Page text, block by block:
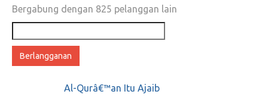
Bergabung dengan 825 pelanggan lain
email
Al-Qurâ€™an Itu Ajaib